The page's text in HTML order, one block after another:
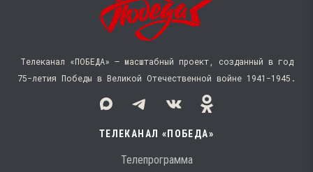
Телеканал «ПОБЕДА» — масштабный проект, созданный в год
75-летия Победы в Великой Отечественной войне 1941−1945.
ТЕЛЕКАНАЛ «ПОБЕДА»
Телепрограмма